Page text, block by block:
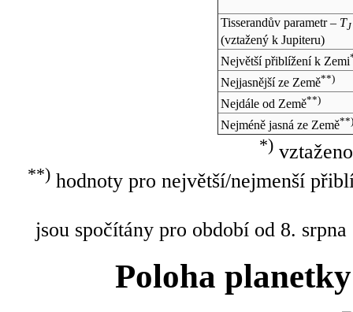
Tisserandův parametr – TJ
(vztažený k Jupiteru)
Největší přiblížení k Zemi
Nejjasnější ze Země**)
Nejdále od Země**)
Nejméně jasná ze Země**)
*)
**)hodnoty pro největší/nejmenší
jsou spočítány pro období od 8.
Poloha